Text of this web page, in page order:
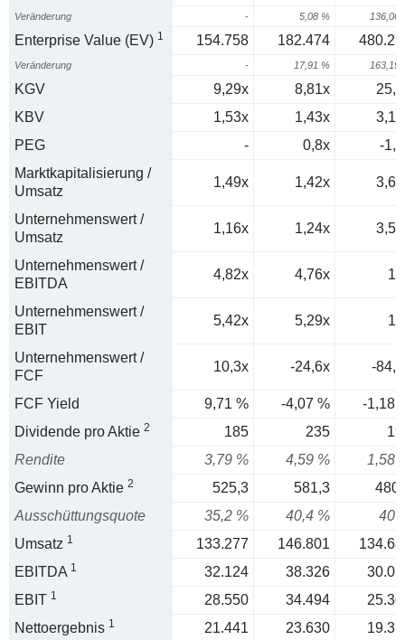
Veränderung - 5,08 % 136,06
Enterprise Value (EV) 1 154.758 182.474
Veränderung - 17,91 % 163,19
KGV 9,29x 8,81x
KBV
1,53x 1,43x
PEG
- 0,8x
-
Marktkapitalisierung /
Umsatz
1,49x 1,42x
Unternehmenswert /
Umsatz
1,16x 1,24x
Unternehmenswert /
EBITDA
4,82x 4,76x
Unternehmenswert /
EBIT
5,42x 5,29x
Unternehmenswert /
FCF
10,3x -24,6x -
FCF Yield 9,71 % -4,07 %
-1,18
Dividende pro Aktie 2 185 235
Rendite
3,79 % 4,59 %
1,58
Gewinn pro Aktie 2 525,3 581,3
Ausschüttungsquote
35,2 % 40,4 %
40
Umsatz 1 133.277 146.801
EBITDA 1 32.124 38.326
EBIT 1 28.550 34.494
Nettoergebnis 1 21.441 23.630